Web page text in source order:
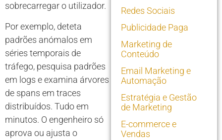
sobrecarregar o utilizador.
Por exemplo, deteta
padrões anómalos em
séries temporais de
tráfego, pesquisa padrões
em logs e examina árvores
de spans em traces
distribuídos. Tudo em
minutos. O engenheiro só
aprova ou ajusta o
Redes Sociais
Publicidade Paga
Marketing de
Conteúdo
Email Marketing e
Automação
Estratégia e Gestão
de Marketing
E-commerce e
Vendas